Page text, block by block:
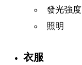
發光強度
照明
衣服